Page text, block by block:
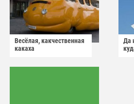
Весёлая, какчественная
какаха
Да